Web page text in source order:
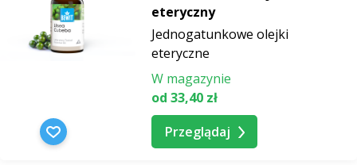
eteryczny
Jednogatunkowe olejki
eteryczne
W magazynie
od 33,40 zł
Przeglądaj